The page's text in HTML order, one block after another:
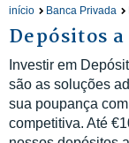
início Banca Privada
Depósitos
Investir em
são as soluções
sua poupança
competitiva. Até